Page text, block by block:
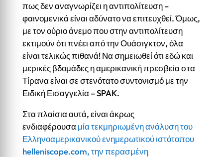
πως δεν αναγνωρίζει η αντιπολίτευση –
φαινομενικά είναι αδύνατο να επιτευχθεί. Όμως,
με τον ούριο άνεμο που στην αντιπολίτευση
εκτιμούν ότι πνέει από την Ουάσιγκτον, όλα
είναι τελικώς πιθανά! Να σημειωθεί ότι εδώ και
μερικές βδομάδες η αμερικανική πρεσβεία στα
Τίρανα είναι σε στενότατο συντονισμό με την
Ειδική Εισαγγελία – SPAK.
Στα πλαίσια αυτά, είναι άκρως
ενδιαφέρουσαμία τεκμηριωμένη ανάλυση του
Ελληνοαμερικανικού ενημερωτικού ιστότοπου
helleniscope.com, την περασμένη